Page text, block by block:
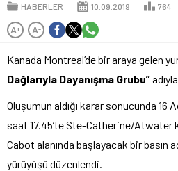
HABERLER 10.09.2019 764
A+ A-
Kanada Montreal’de bir araya gelen
Dağlarıyla Dayanışma Grubu”
Oluşumun aldığı karar sonucunda 16
saat 17.45’te Ste-Catherine/Atwater
Cabot alanında başlayacak bir basın
yürüyüşü düzenlendi.